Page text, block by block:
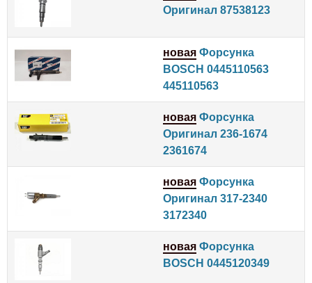
Оригинал 87538123
новая Форсунка
BOSCH 0445110563
445110563
новая Форсунка
Оригинал 236-1674
2361674
новая Форсунка
Оригинал 317-2340
3172340
новая Форсунка
BOSCH 0445120349